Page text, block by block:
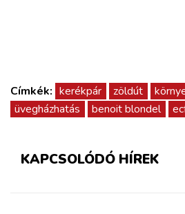
Címkék: kerékpár zöldút
üvegházhatás
benoit blondel
KAPCSOLÓDÓ HÍREK